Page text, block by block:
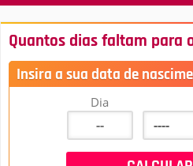
Quantos dias faltam para
Insira a sua data de
Dia